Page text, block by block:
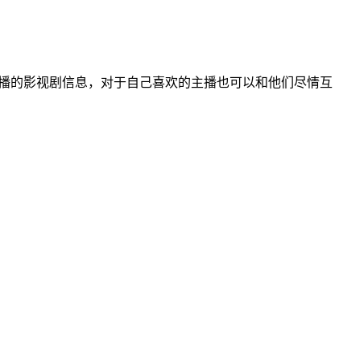
的影视剧信息，对于自己喜欢的主播也可以和他们尽情互